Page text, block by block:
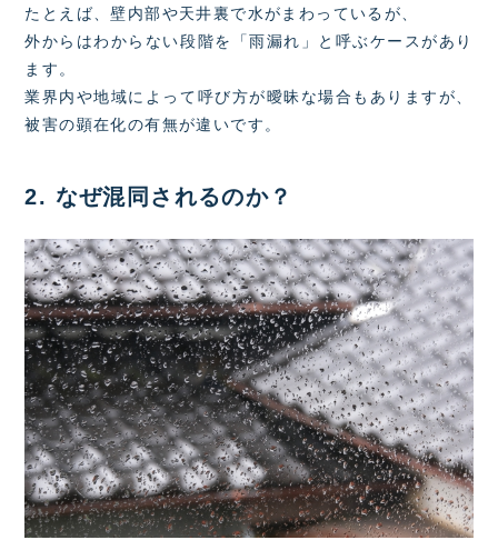
たとえば、壁内部や天井裏で水がまわっているが、
外からはわからない段階を「雨漏れ」と呼ぶケースがあり
ます。
業界内や地域によって呼び方が曖昧な場合もありますが、
被害の顕在化の有無が違いです。
2. なぜ混同されるのか？